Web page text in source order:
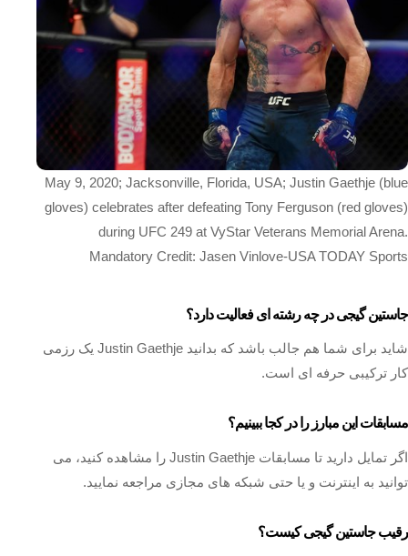
May 9, 2020; Jacksonville, Florida, USA; Justin Gaethje (blue
gloves) celebrates after defeating Tony Ferguson (red gloves)
during UFC 249 at VyStar Veterans Memorial Arena.
Mandatory Credit: Jasen Vinlove-USA TODAY Sports
جاستین گیجی در چه رشته ای فعالیت دارد؟
شاید برای شما هم جالب باشد که بدانید Justin Gaethje یک رزمی
کار ترکیبی حرفه ای است.
مسابقات این مبارز را در کجا ببینیم؟
اگر تمایل دارید تا مسابقات Justin Gaethje را مشاهده کنید، می‌
توانید به اینترنت و یا حتی شبکه‌ های مجازی مراجعه نمایید.
رقیب جاستین گیجی کیست؟